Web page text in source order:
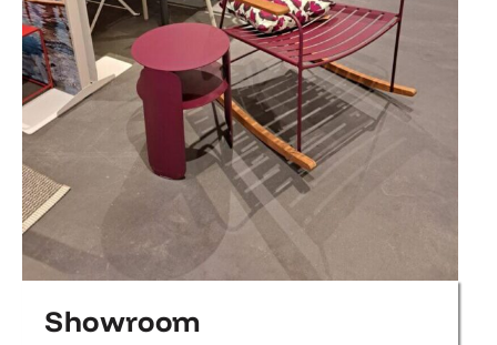
Showroom